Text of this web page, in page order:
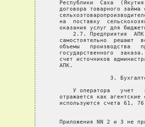
Республики  Саха
договора товарного займа
на  поставку
оказания услуг для
2.7. Предприятия
самостоятельно  решают
объемы   производства
государственного
счет источников
   АПК.
3.
У оператора   учет
отражается как агентские
используются счета 61,
Приложения NN 2 и 3 не